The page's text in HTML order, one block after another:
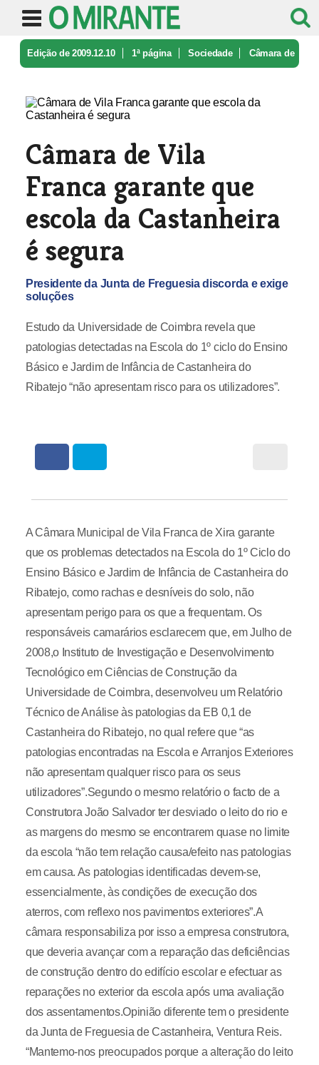
Edição de 2009.12.10 1ª página Sociedade Câmara de
Câmara de Vila
Franca garante que
escola da Castanheira
é segura
Presidente da Junta de Freguesia discorda e exige
soluções
Estudo da Universidade de Coimbra revela que
patologias detectadas na Escola do 1º ciclo do Ensino
Básico e Jardim de Infância de Castanheira do
Ribatejo “não apresentam risco para os utilizadores”.
A Câmara Municipal de Vila Franca de Xira garante
que os problemas detectados na Escola do 1º Ciclo do
Ensino Básico e Jardim de Infância de Castanheira do
Ribatejo, como rachas e desníveis do solo, não
apresentam perigo para os que a frequentam. Os
responsáveis camarários esclarecem que, em Julho de
2008,o Instituto de Investigação e Desenvolvimento
Tecnológico em Ciências de Construção da
Universidade de Coimbra, desenvolveu um Relatório
Técnico de Análise às patologias da EB 0,1 de
Castanheira do Ribatejo, no qual refere que “as
patologias encontradas na Escola e Arranjos Exteriores
não apresentam qualquer risco para os seus
utilizadores”.Segundo o mesmo relatório o facto de a
Construtora João Salvador ter desviado o leito do rio e
as margens do mesmo se encontrarem quase no limite
da escola “não tem relação causa/efeito nas patologias
em causa. As patologias identificadas devem-se,
essencialmente, às condições de execução dos
aterros, com reflexo nos pavimentos exteriores”.A
câmara responsabiliza por isso a empresa construtora,
que deveria avançar com a reparação das deficiências
de construção dentro do edifício escolar e efectuar as
reparações no exterior da escola após uma avaliação
dos assentamentos.Opinião diferente tem o presidente
da Junta de Freguesia de Castanheira, Ventura Reis.
“Mantemo-nos preocupados porque a alteração do leito